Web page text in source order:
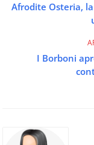
Afrodite Osteria,
I Borboni